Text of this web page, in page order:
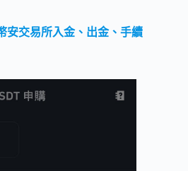
安交易所入金、出金、手續